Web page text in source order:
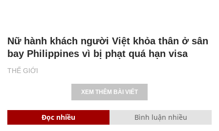
THẾ GIỚI
Nữ hành khách người Việt khỏa thân ở sân
bay Philippines vì bị phạt quá hạn visa
XEM THÊM BÀI VIẾT
Đọc nhiều Bình luận nhiều